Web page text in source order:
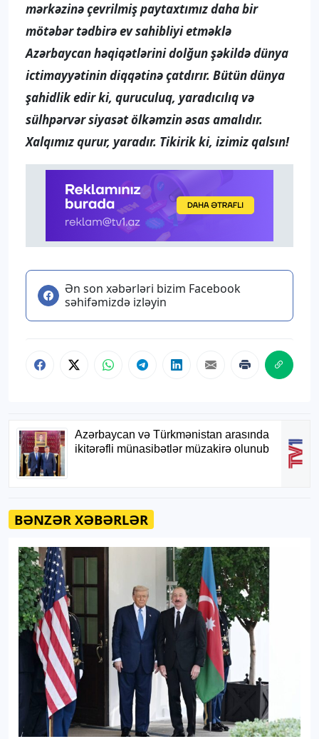
mərkəzinə çevrilmiş paytaxtımız daha bir
mötəbər tədbirə ev sahibliyi etməklə
Azərbaycan həqiqətlərini dolğun şəkildə dünya
ictimayyətinin diqqətinə çatdırır. Bütün dünya
şahidlik edir ki, quruculuq, yaradıcılıq və
sülhpərvər siyasət ölkəmzin əsas amalıdır.
Xalqımız qurur, yaradır. Tikirik ki, izimiz qalsın!
Ən son xəbərləri bizim Facebook
səhifəmizdə izləyin
BƏNZƏR XƏBƏRLƏR